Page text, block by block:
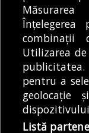
©
Găzduit de
Despre
Noi
Media
Kit
Tweet
Share this selection
combinații
Utilizarea
pentru a
geolocație
Listă